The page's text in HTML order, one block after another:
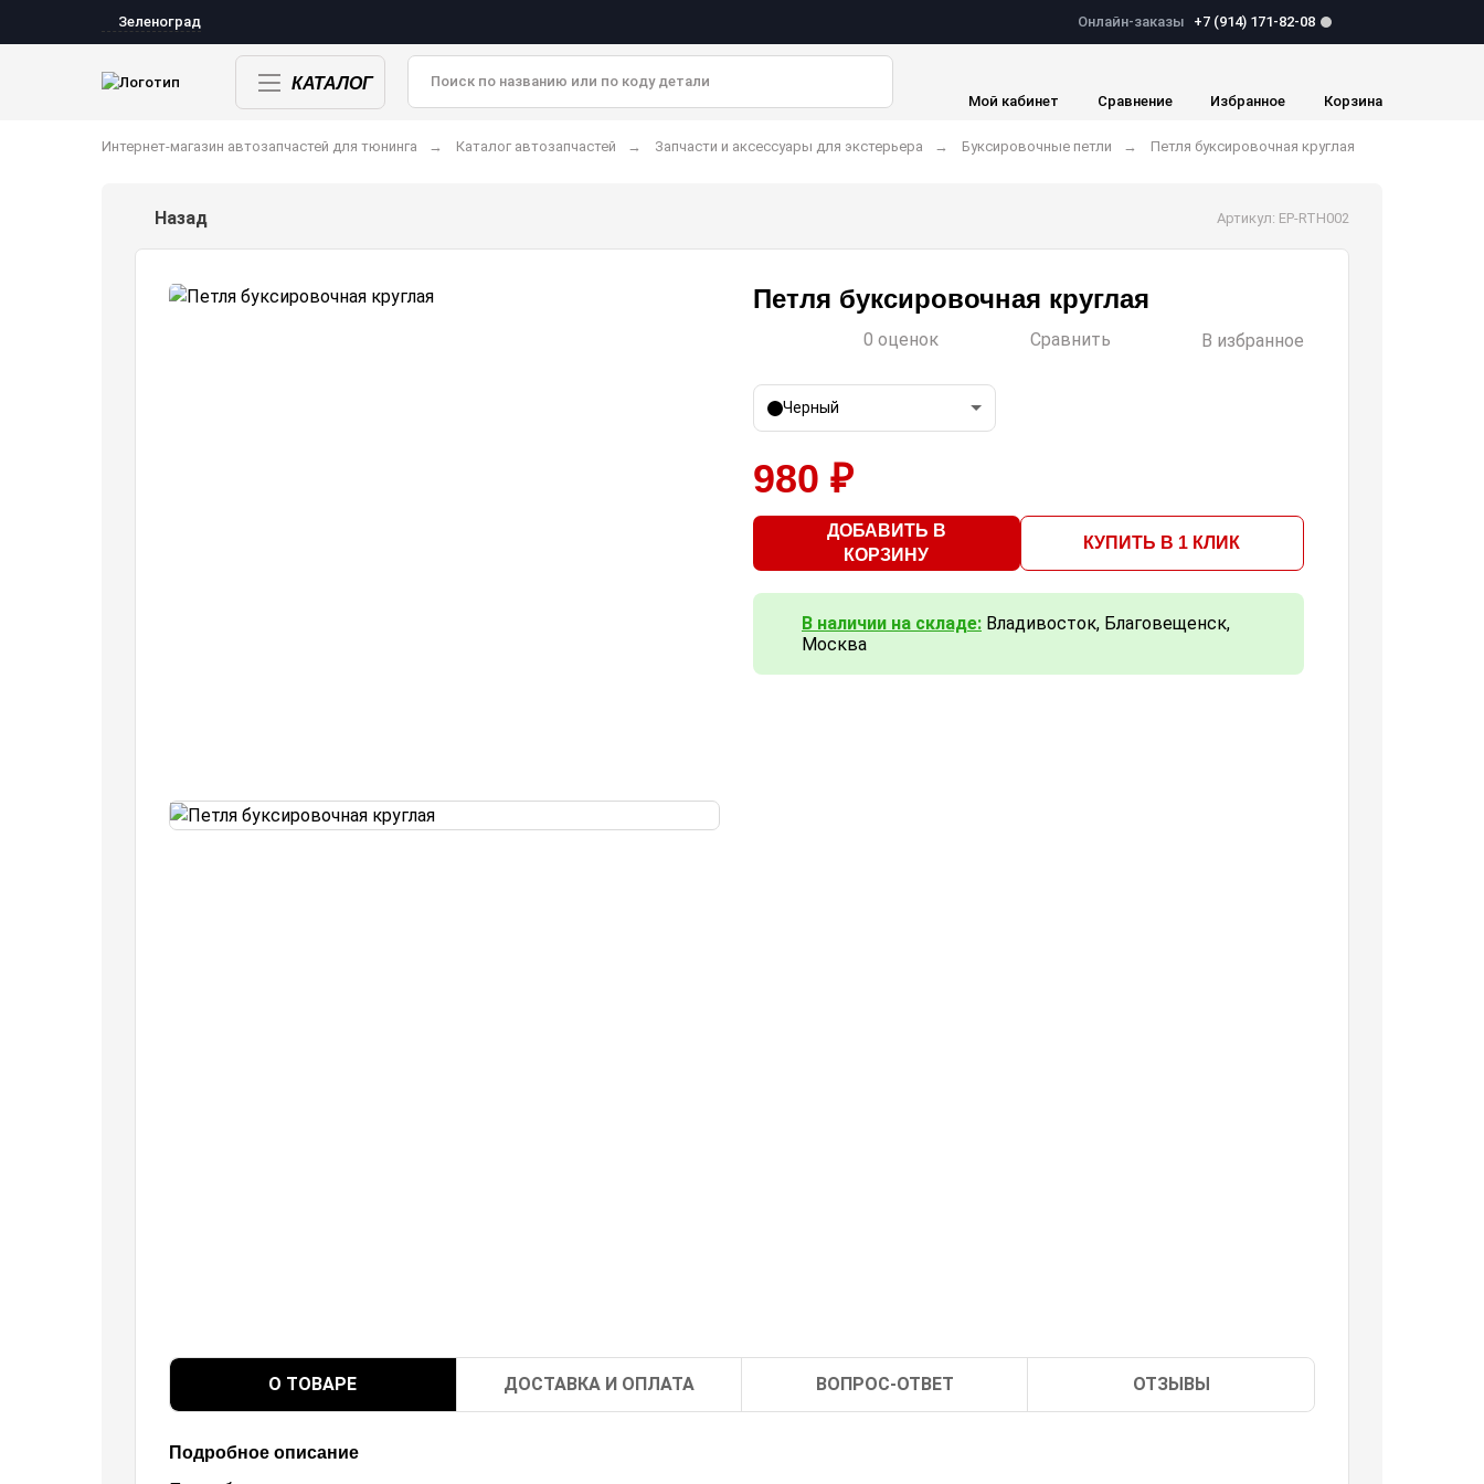
Зеленоград Онлайн-заказы +7 (914) 171-82-08
КАТАЛОГ
Мой кабинет Сравнение Избранное Корзина
Интернет-магазин автозапчастей для тюнинга Каталог автозапчастей Запчасти и аксессуары для экстерьера Буксировочные петли Петля буксировочная круглая
Назад Артикул: EP-RTH002
Петля буксировочная круглая
0 оценок Сравнить В избранное
Черный
980 ₽
ДОБАВИТЬ В
КОРЗИНУ
КУПИТЬ В 1 КЛИК
В наличии на складе: Владивосток, Благовещенск,
Москва
О ТОВАРЕ ДОСТАВКА И ОПЛАТА ВОПРОС-ОТВЕТ ОТЗЫВЫ
Подробное описание